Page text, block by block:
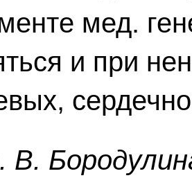
мед.
и при
B.